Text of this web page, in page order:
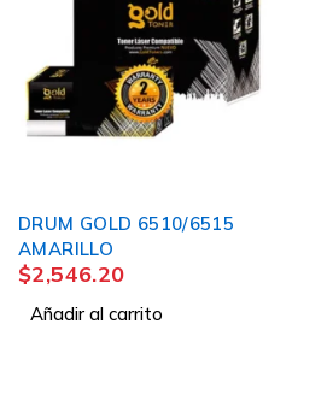
DRUM GOLD 6510/6515
AMARILLO
$2,546.20
Añadir al carrito